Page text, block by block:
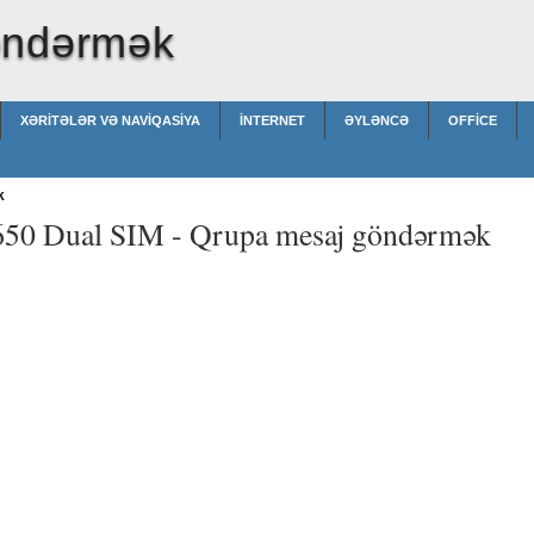
XƏRITƏLƏR VƏ NAVIQASIYA İNTERNET ƏYLƏNCƏ OFFICE
Dual SIM - Qrupa mesaj göndərmək